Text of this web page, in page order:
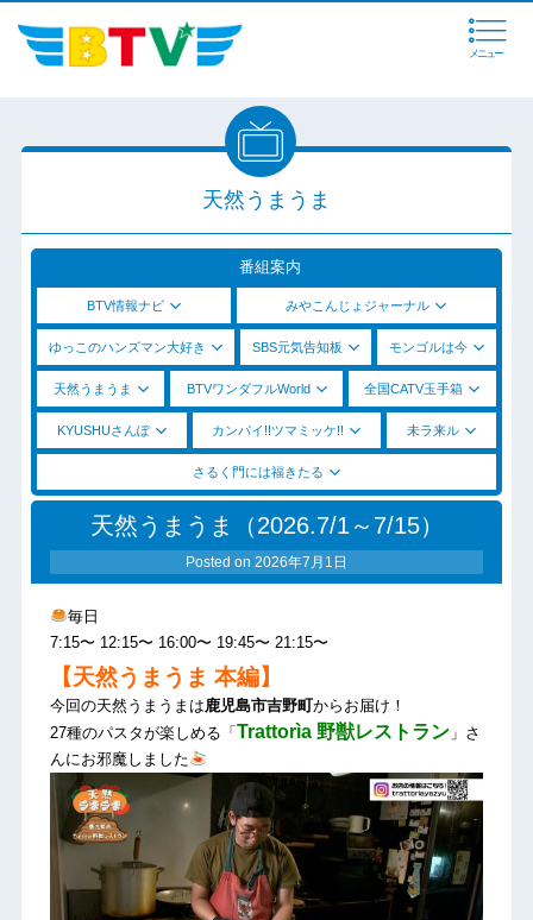
メニュー
天然うまうま
番組案内
BTV情報ナビ みやこんじょジャーナル
ゆっこのハンズマン大好き SBS元気告知板 モンゴルは今
天然うまうま BTVワンダフルWorld 全国CATV玉手箱
KYUSHUさんぽ カンパイ!!ツマミッケ!! 未ラ来ル
さるく門には福きたる
天然うまうま（2026.7/1～7/15）
Posted on 2026年7月1日
毎日
7:15〜 12:15〜 16:00〜 19:45〜 21:15〜
【天然うまうま 本編】
今回の天然うまうまは鹿児島市吉野町からお届け！
27種のパスタが楽しめる「 Trattorìa 野獣レストラン」さ
んにお邪魔しました